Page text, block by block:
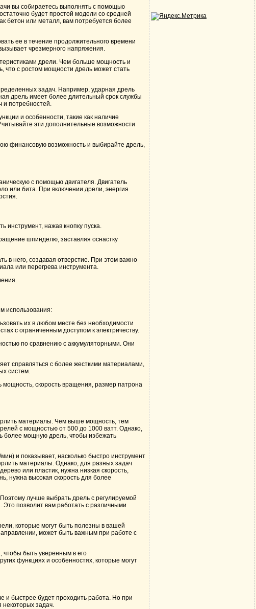
вы собираетесь выполнять с помощью
будет простой модели со средней
бетон или металл, вам потребуется более
ее в течение продолжительного времени
чрезмерного напряжения.
дрели. Чем больше мощность и
что с ростом мощности дрель может стать
задач. Например, ударная дрель
дрель имеет более длительный срок службы
и потребностей.
и особенности, такие как наличие
эти дополнительные возможности
финансовую возможность и выбирайте дрель,
с помощью двигателя. Двигатель
или бита. При включении дрели, энергия
инструмент, нажав кнопку пуска.
шпинделю, заставляя оснастку
в него, создавая отверстие. При этом важно
или перегрева инструмента.
использования:
их в любом месте без необходимости
с ограниченным доступом к электричеству.
по сравнению с аккумуляторными. Они
справляться с более жесткими материалами,
систем.
скорость вращения, размер патрона
материалы. Чем выше мощность, тем
с мощностью от 500 до 1000 ватт. Однако,
более мощную дрель, чтобы избежать
и показывает, насколько быстро инструмент
материалы. Однако, для разных задач
или пластик, нужна низкая скорость,
нужна высокая скорость для более
лучше выбрать дрель с регулируемой
позволит вам работать с различными
которые могут быть полезны в вашей
может быть важным при работе с
чтобы быть уверенным в его
функциях и особенностях, которые могут
и быстрее будет проходить работа. Но при
задач.